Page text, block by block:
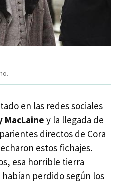
en las redes sociales
MacLaine y la llegada de
directos de Cora
estos fichajes.
esa horrible tierra
perdido según los